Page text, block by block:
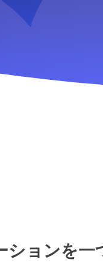
ションを一